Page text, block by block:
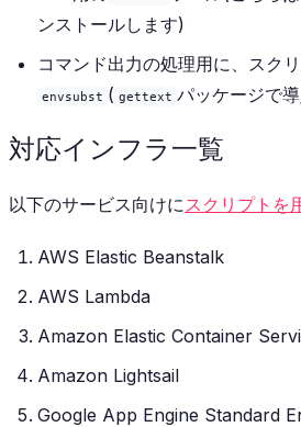
ンストールします)
コマンド出力の処理用に、スク
envsubst ( gettext パッケージで
対応インフラ一覧
以下のサービス向けにスクリプトを
AWS Elastic Beanstalk
AWS Lambda
Amazon Elastic Container
Amazon Lightsail
Google App Engine Standard